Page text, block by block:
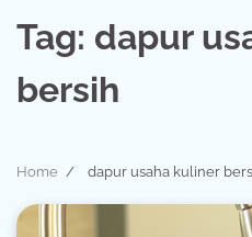
Tag: dapur
bersih
Home dapur usaha kuliner